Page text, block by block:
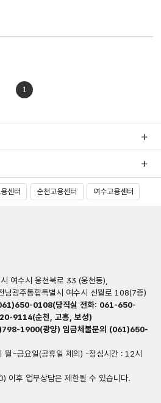
1
센터 순천고용센터 여수고용센터
여수시 웅천북로 33 (웅천동),
광주통합특별시 여수시 신월로 108(7층)
0108(당직실 전화: 061-650-
9114(순천, 고흥, 보성)
1900(광양) 임금체불문의 (061)650-
월~금요일(공휴일 제외) -점심시간 : 12시
이후 업무상담은 제한될 수 있습니다.